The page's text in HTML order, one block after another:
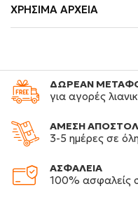
ΧΡΉΣΙΜΑ ΑΡΧΕΊΑ
ΔΩΡΕΑΝ
για αγορές
ΑΜΕΣΗ
3-5 ημέρες σε
ΑΣΦΑΛΕΙΑ
100% ασφαλείς